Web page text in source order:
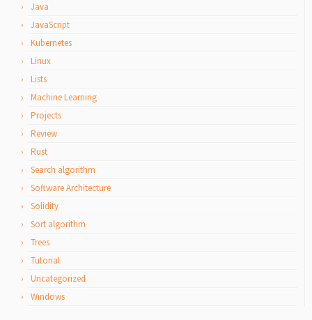
Java
JavaScript
Kubernetes
Linux
Lists
Machine Learning
Projects
Review
Rust
Search algorithm
Software Architecture
Solidity
Sort algorithm
Trees
Tutorial
Uncategorized
Windows